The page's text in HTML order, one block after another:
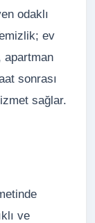
odaklı
ev
sonrası
sağlar.
ve